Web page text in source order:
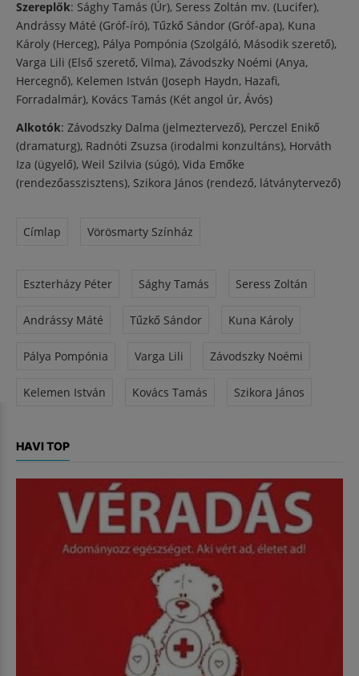
Szereplők: Sághy Tamás (Úr), Seress Zoltán mv. (Lucifer),
Andrássy Máté (Gróf-író), Tűzkő Sándor (Gróf-apa), Kuna
Károly (Herceg), Pálya Pompónia (Szolgáló, Második szerető),
Varga Lili (Első szerető, Vilma), Závodszky Noémi (Anya,
Hercegnő), Kelemen István (Joseph Haydn, Hazafi,
Forradalmár), Kovács Tamás (Két angol úr, Ávós)
Alkotók: Závodszky Dalma (jelmeztervező), Perczel Enikő
(dramaturg), Radnóti Zsuzsa (irodalmi konzultáns), Horváth
Iza (ügyelő), Weil Szilvia (súgó), Vida Emőke
(rendezőasszisztens), Szikora János (rendező, látványtervező)
Címlap Vörösmarty Színház
Eszterházy Péter Sághy Tamás Seress Zoltán
Andrássy Máté Tűzkő Sándor Kuna Károly
Pálya Pompónia Varga Lili Závodszky Noémi
Kelemen István Kovács Tamás Szikora János
HAVI TOP